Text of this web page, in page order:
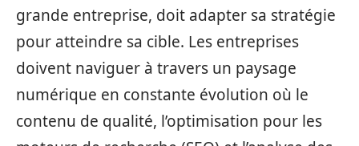
grande entreprise, doit adapter sa stratégie
pour atteindre sa cible. Les entreprises
doivent naviguer à travers un paysage
numérique en constante évolution où le
contenu de qualité, l’optimisation pour les